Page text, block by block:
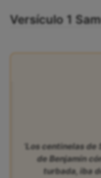
Versículo 1
‘Los centinelas
de Benjamín
turbada, iba